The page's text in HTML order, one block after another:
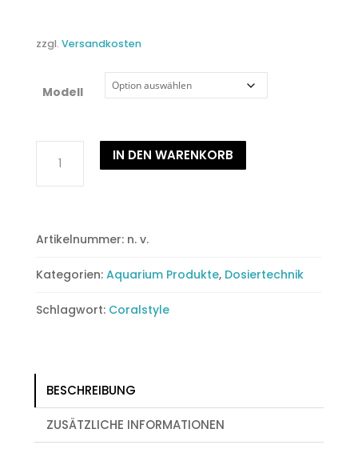
zzgl. Versandkosten
Modell
Magnetrührer
Menge
IN DEN WARENKORB
Artikelnummer: n. v.
Kategorien: Aquarium Produkte, Dosiertechnik
Schlagwort: Coralstyle
BESCHREIBUNG
ZUSÄTZLICHE INFORMATIONEN